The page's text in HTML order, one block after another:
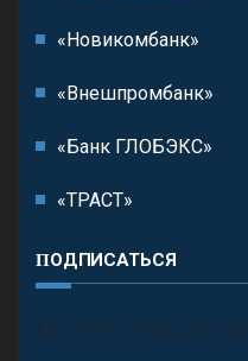
«Новикомбанк»
«Внешпромбанк»
«Банк ГЛОБЭКС»
«ТРАСТ»
ПОДПИСАТЬСЯ
П олучить последние